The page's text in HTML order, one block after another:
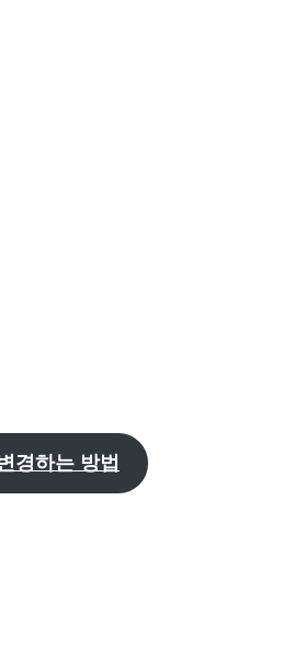
경하는 방법